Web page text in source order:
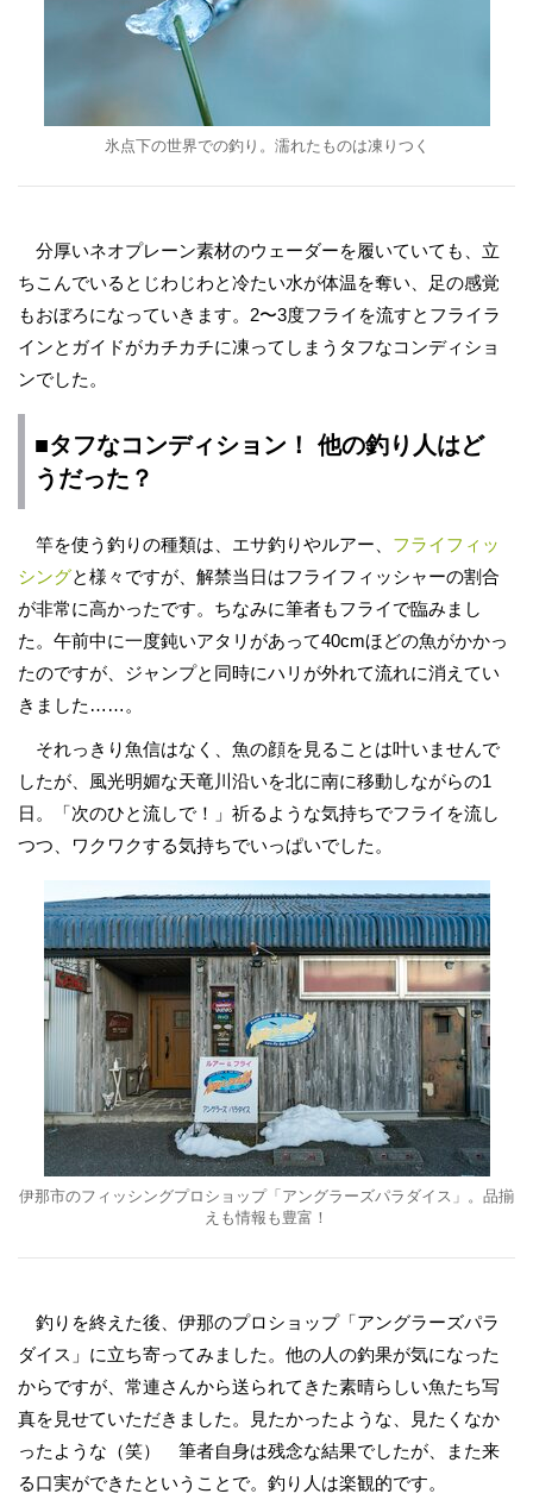
氷点下の世界での釣り。濡れたものは凍りつく
分厚いネオプレーン素材のウェーダーを履いていても、立
ちこんでいるとじわじわと冷たい水が体温を奪い、足の感覚
もおぼろになっていきます。2〜3度フライを流すとフライラ
インとガイドがカチカチに凍ってしまうタフなコンディショ
ンでした。
■タフなコンディション！ 他の釣り人はど
うだった？
竿を使う釣りの種類は、エサ釣りやルアー、 フライフィッ
シングと様々ですが、解禁当日はフライフィッシャーの割合
が非常に高かったです。ちなみに筆者もフライで臨みまし
た。午前中に一度鈍いアタリがあって40cmほどの魚がかかっ
たのですが、ジャンプと同時にハリが外れて流れに消えてい
きました……。
それっきり魚信はなく、魚の顔を見ることは叶いませんで
したが、風光明媚な天竜川沿いを北に南に移動しながらの1
日。「次のひと流しで！」祈るような気持ちでフライを流し
つつ、ワクワクする気持ちでいっぱいでした。
伊那市のフィッシングプロショップ「アングラーズパラダイス」。品揃
えも情報も豊富！
釣りを終えた後、伊那のプロショップ「アングラーズパラ
ダイス」に立ち寄ってみました。他の人の釣果が気になった
からですが、常連さんから送られてきた素晴らしい魚たち写
真を見せていただきました。見たかったような、見たくなか
ったような（笑） 筆者自身は残念な結果でしたが、また来
る口実ができたということで。釣り人は楽観的です。